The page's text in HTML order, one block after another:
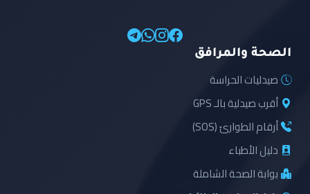
الصحة والمرافق
صيدليات الحراسة
أقرب صيدلية بالـ GPS
أرقام الطوارئ (SOS)
دليل الأطباء
بوابة الصحة الشاملة